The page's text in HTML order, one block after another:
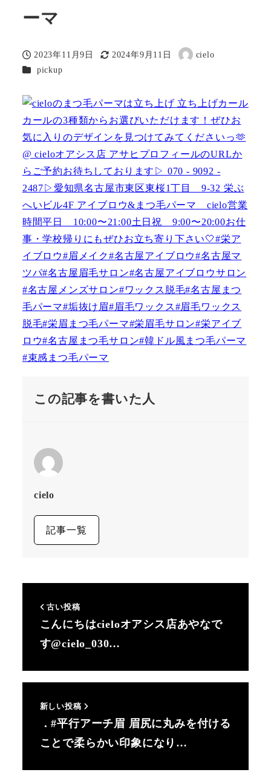
ーマ
投稿日
2023年11月9日
更新日
2024年9月11日
著
cielo
カテゴリー
pickup
この記事を書いた人
cielo
記事一覧
古い投稿
こんにちはcieloオアシス店あやなで
す@cielo_030…
新しい投稿
．#平行アーチ眉 眉尻に丸みを付ける
ことで柔らかい印象になり…